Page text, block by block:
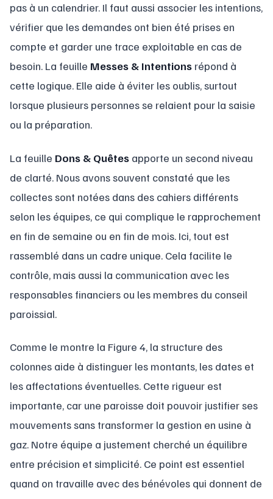
pas à un calendrier. Il faut aussi associer les intentions,
vérifier que les demandes ont bien été prises en
compte et garder une trace exploitable en cas de
besoin. La feuille Messes & Intentions répond à
cette logique. Elle aide à éviter les oublis, surtout
lorsque plusieurs personnes se relaient pour la saisie
ou la préparation.
La feuille Dons & Quêtes apporte un second niveau
de clarté. Nous avons souvent constaté que les
collectes sont notées dans des cahiers différents
selon les équipes, ce qui complique le rapprochement
en fin de semaine ou en fin de mois. Ici, tout est
rassemblé dans un cadre unique. Cela facilite le
contrôle, mais aussi la communication avec les
responsables financiers ou les membres du conseil
paroissial.
Comme le montre la Figure 4, la structure des
colonnes aide à distinguer les montants, les dates et
les affectations éventuelles. Cette rigueur est
importante, car une paroisse doit pouvoir justifier ses
mouvements sans transformer la gestion en usine à
gaz. Notre équipe a justement cherché un équilibre
entre précision et simplicité. Ce point est essentiel
quand on travaille avec des bénévoles qui donnent de